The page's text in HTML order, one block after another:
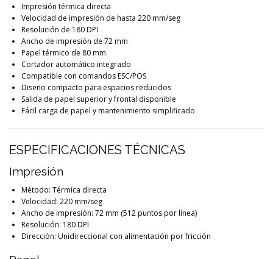
Impresión térmica directa
Velocidad de impresión de hasta 220 mm/seg
Resolución de 180 DPI
Ancho de impresión de 72 mm
Papel térmico de 80 mm
Cortador automático integrado
Compatible con comandos ESC/POS
Diseño compacto para espacios reducidos
Salida de papel superior y frontal disponible
Fácil carga de papel y mantenimiento simplificado
ESPECIFICACIONES TÉCNICAS
Impresión
Método: Térmica directa
Velocidad: 220 mm/seg
Ancho de impresión: 72 mm (512 puntos por línea)
Resolución: 180 DPI
Dirección: Unidireccional con alimentación por fricción